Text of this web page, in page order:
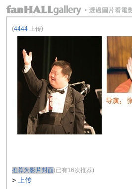
(4444 上传)
推荐为影片封面(已有16次推荐)
> 上传